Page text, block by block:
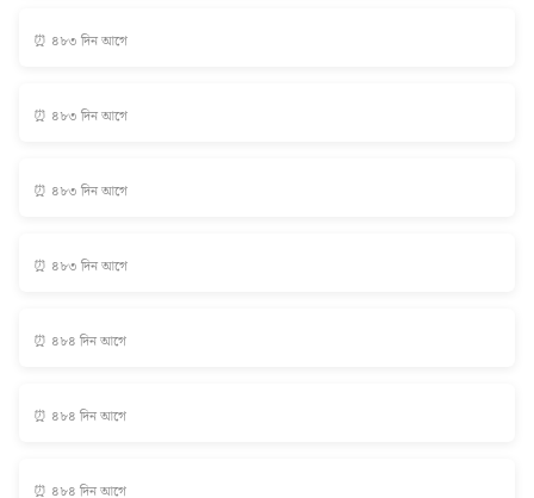
⏰ ৪৮৩ দিন আগে
⏰ ৪৮৩ দিন আগে
⏰ ৪৮৩ দিন আগে
⏰ ৪৮৩ দিন আগে
⏰ ৪৮৪ দিন আগে
⏰ ৪৮৪ দিন আগে
⏰ ৪৮৪ দিন আগে